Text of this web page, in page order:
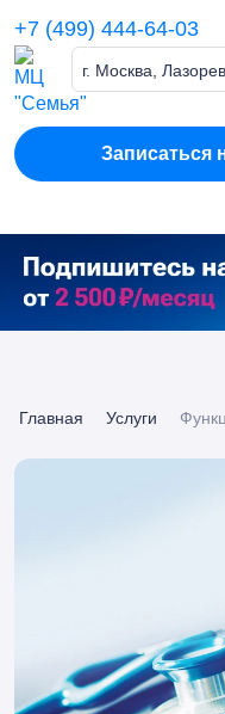
content
+7 (499) 444-64-03
г. Москва,
Записаться
Главная Услуги